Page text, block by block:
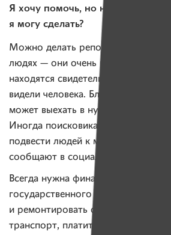
Я хочу помочь, но не хочу
я могу сделать?
Можно делать репосты в соцсетях
людях — они очень важны.
находятся свидетели, которые
видели человека. Благодаря этому
может выехать в нужный район и
Иногда поисковикам требуется
подвести людей к месту сбора. Об
сообщают в социальных сетях.
Всегда нужна финансовая помощь.
государственного
и ремонтировать оборудование,
транспорт, платить зарплату